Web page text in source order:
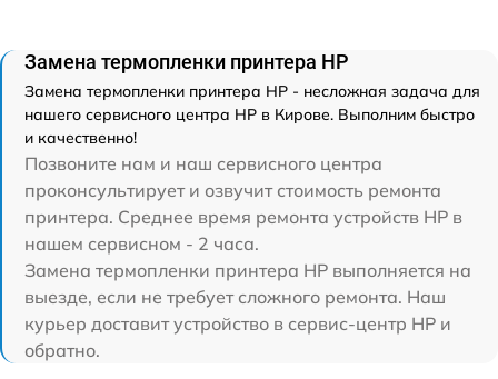
Замена термопленки принтера HP
Замена термопленки принтера HP - несложная задача для
нашего сервисного центра HP в Кирове. Выполним быстро
и качественно!
Позвоните нам и наш сервисного центра
проконсультирует и озвучит стоимость ремонта
принтера. Среднее время ремонта устройств HP в
нашем сервисном - 2 часа.
Замена термопленки принтера HP выполняется на
выезде, если не требует сложного ремонта. Наш
курьер доставит устройство в сервис-центр HP и
обратно.